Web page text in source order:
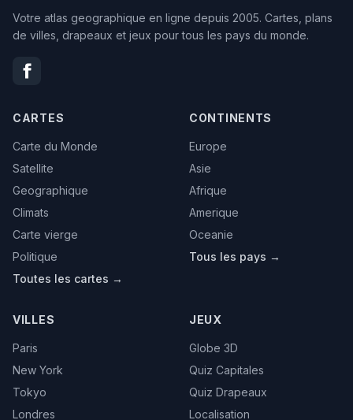
Votre atlas geographique en ligne depuis 2005. Cartes, plans
de villes, drapeaux et jeux pour tous les pays du monde.
CARTES
Carte du Monde
Satellite
Geographique
Climats
Carte vierge
Politique
Toutes les cartes →
CONTINENTS
Europe
Asie
Afrique
Amerique
Oceanie
Tous les pays →
VILLES
Paris
New York
Tokyo
Londres
JEUX
Globe 3D
Quiz Capitales
Quiz Drapeaux
Localisation